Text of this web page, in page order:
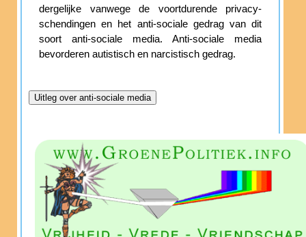
dergelijke vanwege de voortdurende privacy-
schendingen en het anti-sociale gedrag van dit
soort anti-sociale media. Anti-sociale media
bevorderen autistisch en narcistisch gedrag.